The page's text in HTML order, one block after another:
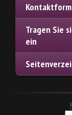
Tragen Sie
ein